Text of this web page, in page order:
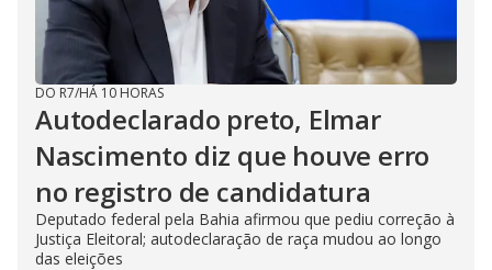
DO R7/HÁ 10 HORAS
Autodeclarado preto, Elmar
Nascimento diz que houve erro
no registro de candidatura
Deputado federal pela Bahia afirmou que pediu correção à
Justiça Eleitoral; autodeclaração de raça mudou ao longo
das eleições